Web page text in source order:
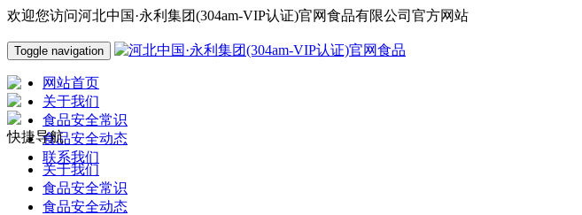
欢迎您访问河北中国·永利集团(304am-VIP认证)官网食品有限公司官方网站
Toggle navigation
网站首页
关于我们
食品安全常识
食品安全动态
联系我们
快捷导航
关于我们
食品安全常识
食品安全动态